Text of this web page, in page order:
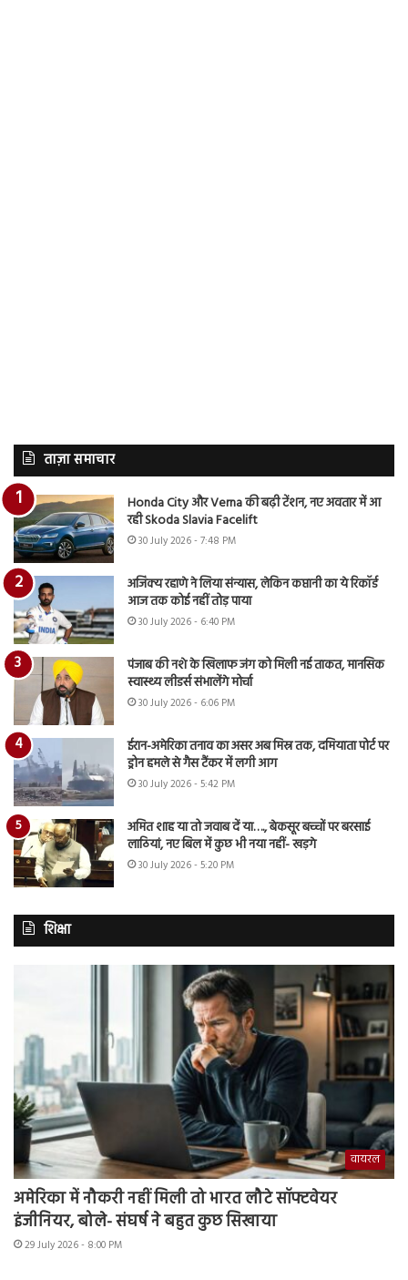
ताज़ा समाचार
Honda City और Verna की बढ़ी टेंशन, नए अवतार में आ
रही Skoda Slavia Facelift
30 July 2026 - 7:48 PM
अजिंक्य रहाणे ने लिया संन्यास, लेकिन कप्तानी का ये रिकॉर्ड
आज तक कोई नहीं तोड़ पाया
30 July 2026 - 6:40 PM
पंजाब की नशे के खिलाफ जंग को मिली नई ताकत, मानसिक
स्वास्थ्य लीडर्स संभालेंगे मोर्चा
30 July 2026 - 6:06 PM
ईरान-अमेरिका तनाव का असर अब मिस्र तक, दमियाता पोर्ट पर
ड्रोन हमले से गैस टैंकर में लगी आग
30 July 2026 - 5:42 PM
अमित शाह या तो जवाब दें या…., बेकसूर बच्चों पर बरसाई
लाठियां, नए बिल में कुछ भी नया नहीं- खड़गे
30 July 2026 - 5:20 PM
शिक्षा
वायरल
अमेरिका में नौकरी नहीं मिली तो भारत लौटे सॉफ्टवेयर
इंजीनियर, बोले- संघर्ष ने बहुत कुछ सिखाया
29 July 2026 - 8:00 PM